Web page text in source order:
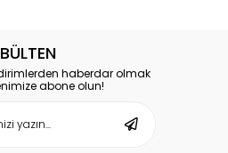
BÜLTEN
haberdar olmak
abone olun!